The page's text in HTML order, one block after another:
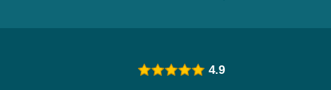
4.9